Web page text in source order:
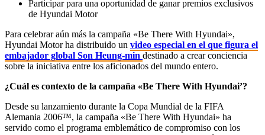
Participar para una oportunidad de ganar premios exclusivos
de Hyundai Motor
Para celebrar aún más la campaña «Be There With Hyundai»,
Hyundai Motor ha distribuido un video especial en el que figura el
embajador global Son Heung-min destinado a crear conciencia
sobre la iniciativa entre los aficionados del mundo entero.
¿Cuál es contexto de la campaña «Be There With Hyundai’?
Desde su lanzamiento durante la Copa Mundial de la FIFA
Alemania 2006™, la campaña «Be There With Hyundai» ha
servido como el programa emblemático de compromiso con los